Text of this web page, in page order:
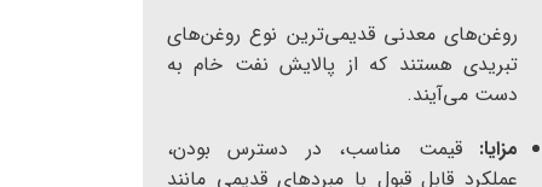
روغن‌های معدنی قدیمی‌ترین نوع روغن‌های
تبریدی هستند که از پالایش نفت خام به
دست می‌آیند.
مزایا: قیمت مناسب، در دسترس بودن،
عملکرد قابل قبول با مبردهای قدیمی مانند